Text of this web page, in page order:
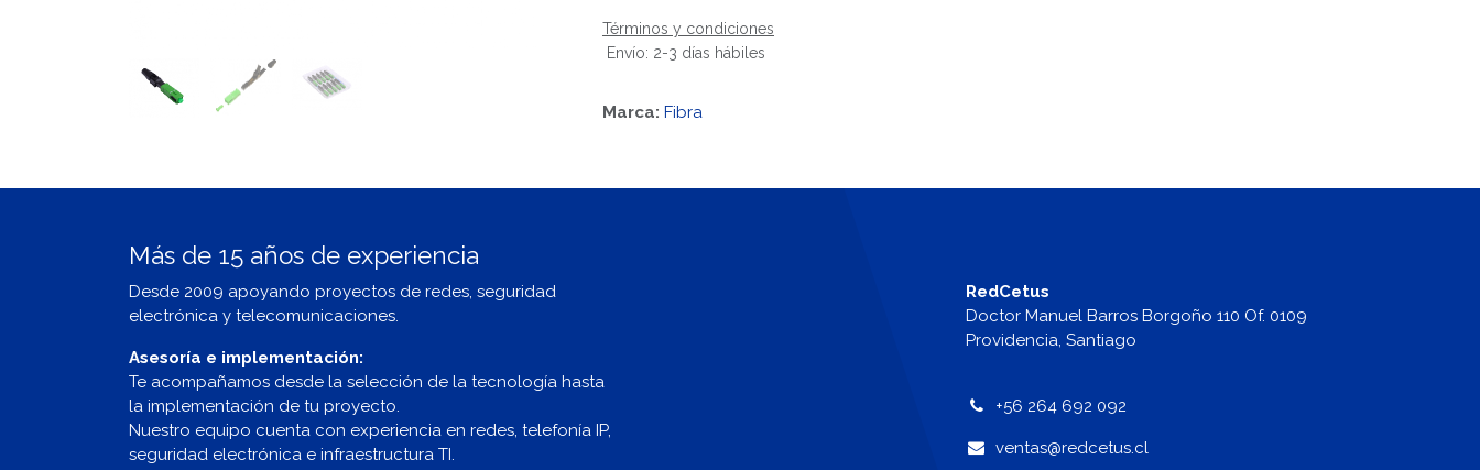
Términos y condiciones
Envío: 2-3 días hábiles
Marca: Fibra
Más de 15 años de experiencia
Desde 2009 apoyando proyectos de redes, seguridad
electrónica y telecomunicaciones.
Asesoría e implementación:
Te acompañamos desde la selección de la tecnología hasta
la implementación de tu proyecto.
Nuestro equipo cuenta con experiencia en redes, telefonía IP,
seguridad electrónica e infraestructura TI.
RedCetus
Doctor Manuel Barros Borgoño 110 Of. 0109
Providencia, Santiago
+56 264 692 092
ventas@redcetus.cl